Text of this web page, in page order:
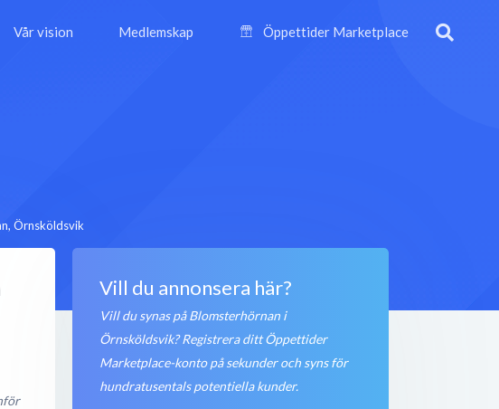
Vår vision Medlemskap Öppettider Marketplace
Örnsköldsvik
Vill du annonsera här?
Vill du synas på Blomsterhörnan i
Örnsköldsvik? Registrera ditt Öppettider
Marketplace-konto på sekunder och syns för
hundratusentals potentiella kunder.